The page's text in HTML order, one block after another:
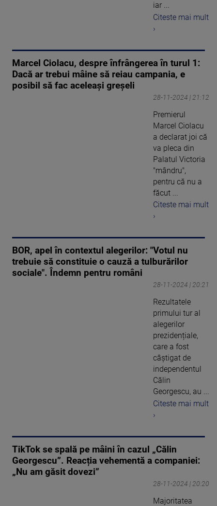
iar ...
Citeste mai mult
›
Marcel Ciolacu, despre înfrângerea în turul 1:
Dacă ar trebui mâine să reiau campania, e
posibil să fac aceleaşi greşeli
28-11-2024 | 21:12
Premierul
Marcel Ciolacu
a declarat joi că
va pleca din
Palatul Victoria
"mândru",
pentru că nu a
făcut ...
Citeste mai mult
›
BOR, apel în contextul alegerilor: "Votul nu
trebuie să constituie o cauză a tulburărilor
sociale". Îndemn pentru români
28-11-2024 | 20:21
Rezultatele
primului tur al
alegerilor
prezidențiale,
care a fost
câștigat de
independentul
Călin
Georgescu, au ...
Citeste mai mult
›
TikTok se spală pe mâini în cazul „Călin
Georgescu”. Reacția vehementă a companiei:
„Nu am găsit dovezi”
28-11-2024 | 20:20
Majoritatea